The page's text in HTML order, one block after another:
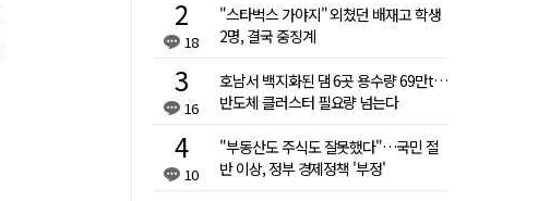
18
"스타벅스 가야지" 외쳤던 배재고 학생
2명, 결국 중징계
16
호남서 백지화된 댐 6곳 용수량 69만t…
반도체 클러스터 필요량 넘는다
10
"부동산도 주식도 잘못했다"…국민 절
반 이상, 정부 경제정책 '부정'